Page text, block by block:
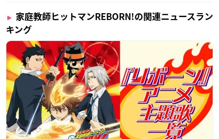
家庭教師ヒットマンREBORN!の関連ニュースラン
キング